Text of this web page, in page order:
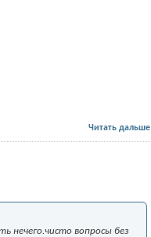
Читать дальше
нечего.чисто вопросы без